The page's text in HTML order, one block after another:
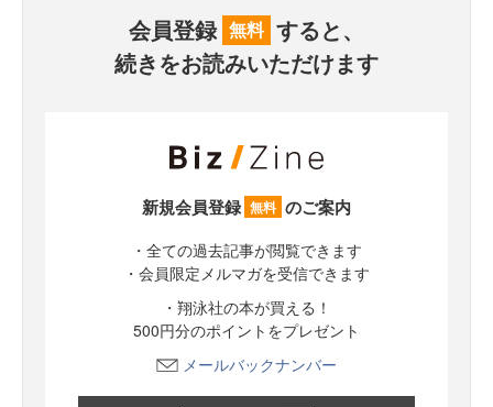
会員登録 無料 すると、
続きをお読みいただけます
新規会員登録 無料 のご案内
・全ての過去記事が閲覧できます
・会員限定メルマガを受信できます
・翔泳社の本が買える！
500円分のポイントをプレゼント
メールバックナンバー